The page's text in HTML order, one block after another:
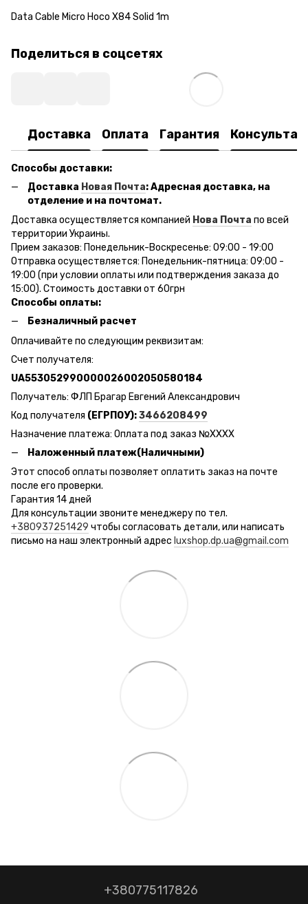
Data Cable Micro Hoco X84 Solid 1m
Поделиться в соцсетях
Доставка Оплата Гарантия
Способы доставки:
Доставка Новая Почта: Адресная доставка, на
отделение и на почтомат.
Доставка осуществляется компанией Нова Почта по всей
территории Украины.
Прием заказов: Понедельник-Воскресенье: 09:00 - 19:00
Отправка осуществляется: Понедельник-пятница: 09:00 -
19:00 (при условии оплаты или подтверждения заказа до
15:00). Стоимость доставки от 60грн
Способы оплаты:
Безналичный расчет
Оплачивайте по следующим реквизитам:
Счет получателя:
UA553052990000026002050580184
Получатель: ФЛП Брагар Евгений Александрович
Код получателя (ЕГРПОУ):3466208499
Назначение платежа: Оплата под заказ №ХХХХ
Наложенный платеж(Наличными)
Этот способ оплаты позволяет оплатить заказ на почте
после его проверки.
Гарантия 14 дней
Для консультации звоните менеджеру по тел.
+380937251429 чтобы согласовать детали, или написать
письмо на наш электронный адрес luxshop.dp.ua@gmail.com
+380775117826